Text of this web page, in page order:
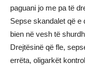
paguani jo me pa të
Sepse skandalet që e
bien në vesh të
Drejtësinë që fle,
errëta, oligarkët